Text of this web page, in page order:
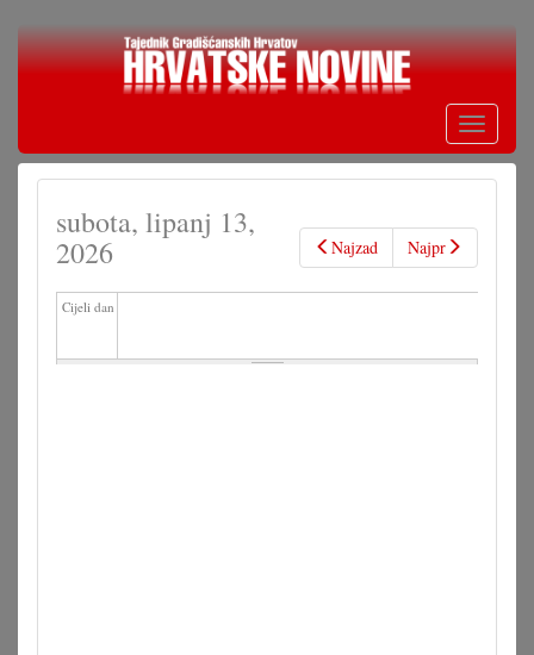
Skoči
Toggle
Najzad Najpr
subota, lipanj 13,
2026
Cijeli dan